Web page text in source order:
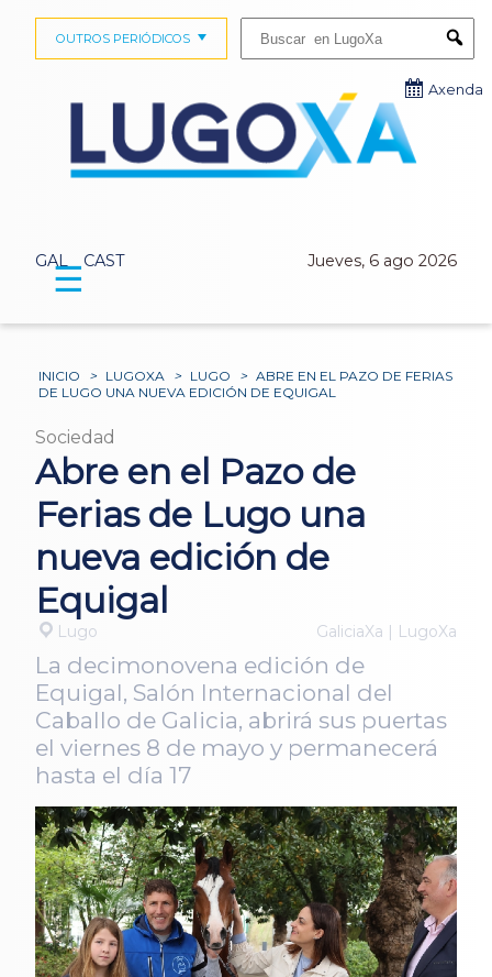
GAL CAST Jueves, 6 ago 2026
OUTROS PERIÓDICOS
Axenda
☰
INICIO > LUGOXA > LUGO > ABRE EN EL PAZO DE FERIAS
DE LUGO UNA NUEVA EDICIÓN DE EQUIGAL
Sociedad
Abre en el Pazo de
Ferias de Lugo una
nueva edición de
Equigal
Lugo GaliciaXa | LugoXa
La decimonovena edición de
Equigal, Salón Internacional del
Caballo de Galicia, abrirá sus puertas
el viernes 8 de mayo y permanecerá
hasta el día 17